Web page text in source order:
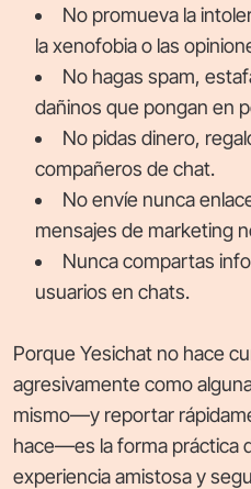
No promueva la
la xenofobia o las
No hagas spam,
dañinos que pongan en
No pidas dinero,
compañeros de chat.
No envíe nunca
mensajes de marketing
Nunca compartas
usuarios en chats.
Porque Yesichat no hace
agresivamente como
mismo—y reportar
hace—es la forma práctica
experiencia amistosa y